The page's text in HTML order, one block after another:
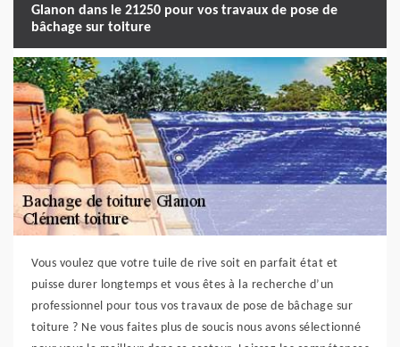
Glanon dans le 21250 pour vos travaux de pose de
bâchage sur toiture
Vous voulez que votre tuile de rive soit en parfait état et
puisse durer longtemps et vous êtes à la recherche d’un
professionnel pour tous vos travaux de pose de bâchage sur
toiture ? Ne vous faites plus de soucis nous avons sélectionné